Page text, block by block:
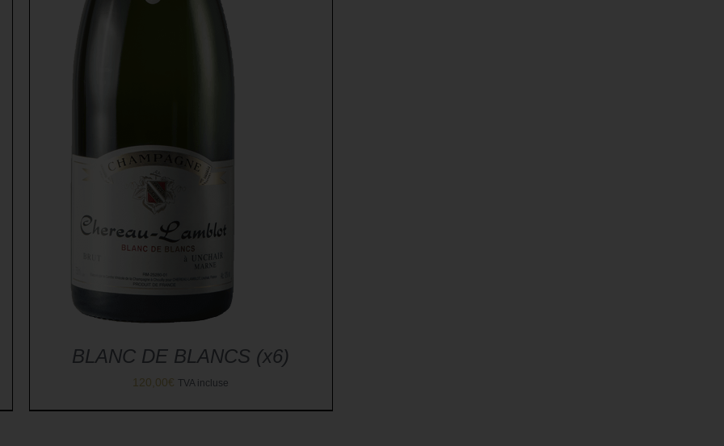
BLANC DE BLANCS (x6)
120,00€ TVA incluse